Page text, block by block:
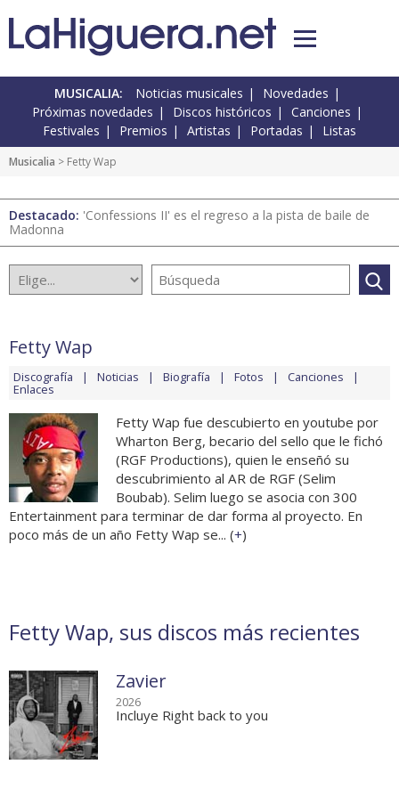
MUSICALIA: Noticias musicales
Novedades
Próximas novedades
Discos históricos
Canciones
Festivales
Premios Artistas Portadas Listas
Musicalia > Fetty Wap
Destacado: 'Confessions II' es el regreso a la pista de baile de
Madonna
Fetty Wap
Discografía Noticias Biografía Fotos Canciones
Enlaces
Fetty Wap fue descubierto en youtube por
Wharton Berg, becario del sello que le fichó
(RGF Productions), quien le enseñó su
descubrimiento al AR de RGF (Selim
Boubab). Selim luego se asocia con 300
Entertainment para terminar de dar forma al proyecto. En
poco más de un año Fetty Wap se... (+)
Fetty Wap, sus discos más recientes
Zavier
2026
Incluye Right back to you